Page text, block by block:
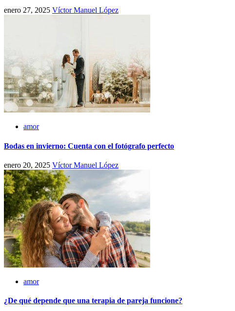
enero 27, 2025 Víctor Manuel López
amor
Bodas en invierno: Cuenta con el fotógrafo perfecto
enero 20, 2025 Víctor Manuel López
amor
¿De qué depende que una terapia de pareja funcione?